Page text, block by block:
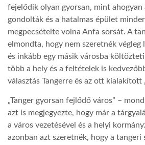
LINKTR.EE
GLOBOZSARU
LATIMO.HU
fejelődik olyan gyorsan, mint ahogyan
gondolták és a hatalmas épület
megpecsételte volna Anfa sorsát. A
elmondta, hogy nem szeretnék végleg
és inkább egy másik városba
több a hely és a feltételek is
választás Tangerre és az ott kialakított
„Tanger gyorsan fejlődő város” –
azt is megjegyezte, hogy már a
a város vezetésével és a helyi
azonban azt szeretnék, hogy a tangeri